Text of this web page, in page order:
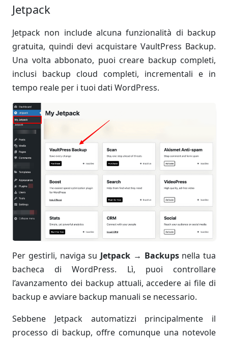
Jetpack
Jetpack non include alcuna funzionalità di backup
gratuita, quindi devi acquistare VaultPress Backup.
Una volta abbonato, puoi creare backup completi,
inclusi backup cloud completi, incrementali e in
tempo reale per i tuoi dati WordPress.
Per gestirli, naviga su Jetpack → Backupsnella tua
bacheca di WordPress. Lì, puoi controllare
l’avanzamento dei backup attuali, accedere ai file di
backup e avviare backup manuali se necessario.
Sebbene Jetpack automatizzi principalmente il
processo di backup, offre comunque una notevole